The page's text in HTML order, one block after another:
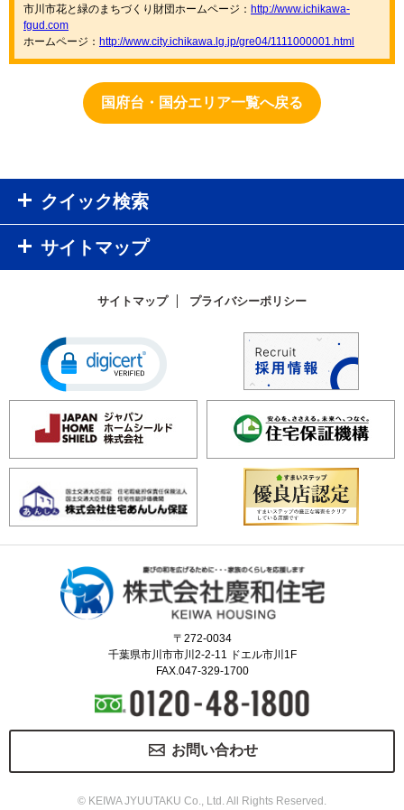
市川市花と緑のまちづくり財団ホームページ： http://www.ichikawa-
fgud.com
ホームページ： http://www.city.ichikawa.lg.jp/gre04/1111000001.html
国府台・国分エリア一覧へ戻る
クイック検索
サイトマップ
サイトマップ プライバシーポリシー
〒272-0034
千葉県市川市市川2-2-11 ドエル市川1F
FAX.047-329-1700
お問い合わせ
© KEIWA JYUUTAKU Co., Ltd. All Rights Reserved.